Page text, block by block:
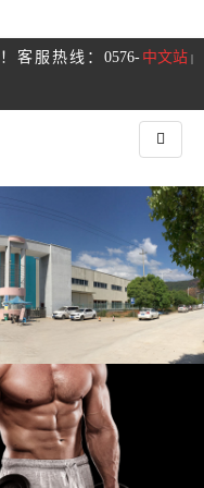
中文站 |
客服热线：0576-